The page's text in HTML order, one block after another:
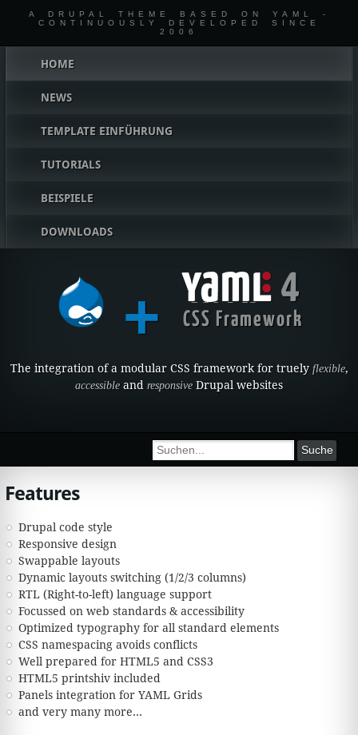
A DRUPAL THEME BASED ON YAML -
CONTINUOUSLY DEVELOPED SINCE
2006
Hauptmenü
HOME
NEWS
TEMPLATE EINFÜHRUNG
TUTORIALS
BEISPIELE
DOWNLOADS
+ YAML
4
CSS Framework
The integration of a modular CSS framework for truely flexible,
accessible and responsive Drupal websites
Suchformular
Suche
Features
Drupal code style
Responsive design
Swappable layouts
Dynamic layouts switching (1/2/3 columns)
RTL (Right-to-left) language support
Focussed on web standards & accessibility
Optimized typography for all standard elements
CSS namespacing avoids conflicts
Well prepared for HTML5 and CSS3
HTML5 printshiv included
Panels integration for YAML Grids
and very many more...